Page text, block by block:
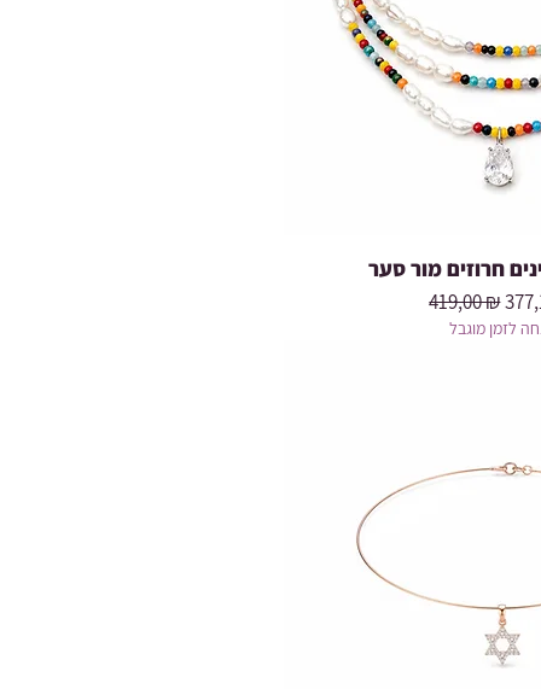
חרוזים מור סער
Prix original
419,00 ₪
לזמן מוגבל